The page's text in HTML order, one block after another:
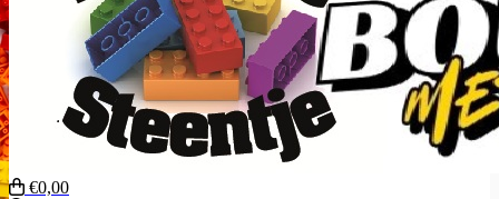
€0,00